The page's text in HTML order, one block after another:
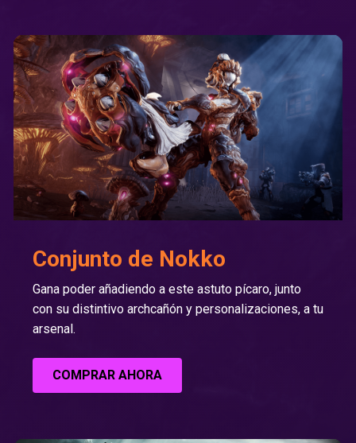
Conjunto de Nokko
Gana poder añadiendo a este astuto pícaro, junto
con su distintivo archcañón y personalizaciones, a tu
arsenal.
COMPRAR AHORA